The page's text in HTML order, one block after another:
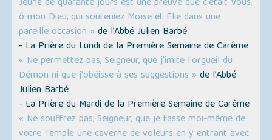
ô mon Dieu, qui souteniez Moïse et Elie dans une
pareille occasion » de l’Abbé Julien Barbé
- La Prière du Lundi de la Première Semaine de Carême
« Ne permettez pas, Seigneur, que j'imite l'orgueil du
Démon ni que j'obéisse à ses suggestions » de l’Abbé
Julien Barbé
- La Prière du Mardi de la Première Semaine de Carême
« Ne souffrez pas, Seigneur, que je fasse moi-même de
votre Temple une caverne de voleurs en y entrant avec